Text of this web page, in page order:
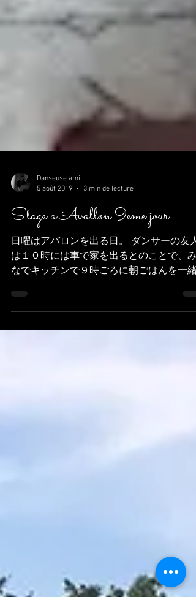
Danseuse ami
5 août 2019
3 min de lecture
Stage a Avallon 9eme jour
日曜はアバロンを出る日。 ダンサーの友人
なでキッチンで９時ごろに朝ごはんを一緒
します。 さみしいな。でも半分の人（この
ダンサーも同じく）スタジオハーモニック